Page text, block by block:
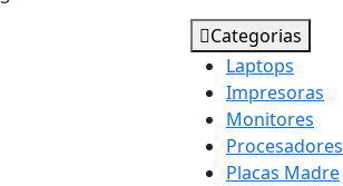
Categorias
Laptops
Impresoras
Monitores
Procesadores
Placas Madre